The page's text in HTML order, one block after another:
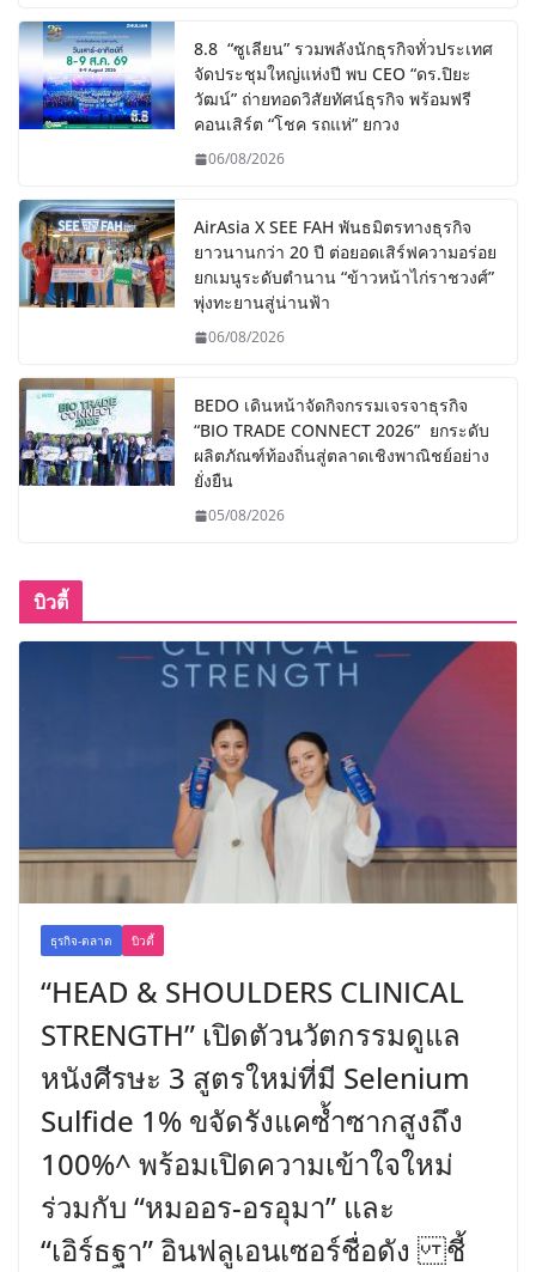
8.8 “ซูเลียน” รวมพลังนักธุรกิจทั่วประเทศ
จัดประชุมใหญ่แห่งปี พบ CEO “ดร.ปิยะ
วัฒน์” ถ่ายทอดวิสัยทัศน์ธุรกิจ พร้อมฟรี
คอนเสิร์ต “โชค รถแห่” ยกวง
06/08/2026
AirAsia X SEE FAH พันธมิตรทางธุรกิจ
ยาวนานกว่า 20 ปี ต่อยอดเสิร์ฟความอร่อย
ยกเมนูระดับตำนาน “ข้าวหน้าไก่ราชวงศ์”
พุ่งทะยานสู่น่านฟ้า
06/08/2026
BEDO เดินหน้าจัดกิจกรรมเจรจาธุรกิจ
“BIO TRADE CONNECT 2026” ยกระดับ
ผลิตภัณฑ์ท้องถิ่นสู่ตลาดเชิงพาณิชย์อย่าง
ยั่งยืน
05/08/2026
บิวตี้
ธุรกิจ-ตลาด บิวตี้
“HEAD & SHOULDERS CLINICAL
STRENGTH” เปิดตัวนวัตกรรมดูแล
หนังศีรษะ 3 สูตรใหม่ที่มี Selenium
Sulfide 1% ขจัดรังแคซ้ำซากสูงถึง
100%^ พร้อมเปิดความเข้าใจใหม่
ร่วมกับ “หมออร-อรอุมา” และ
“เอิร์ธฐา” อินฟลูเอนเซอร์ชื่อดัง ชี้